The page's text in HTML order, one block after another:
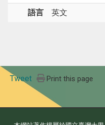
語言 英文
Tweet Print this page